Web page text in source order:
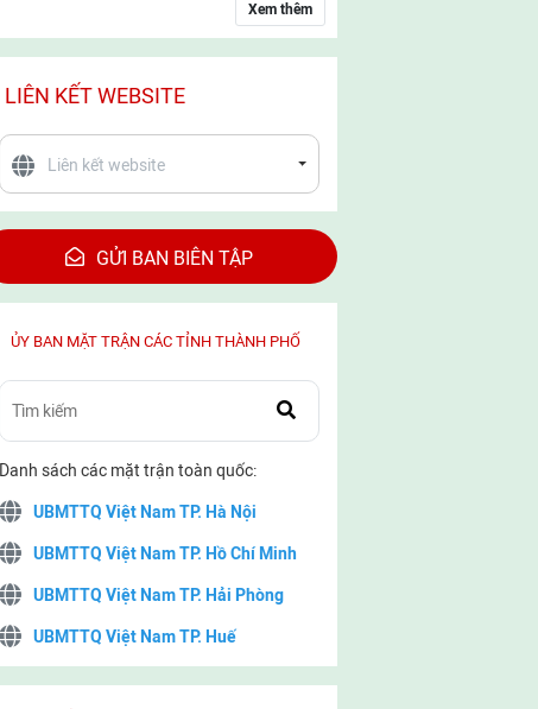
Xem thêm
LIÊN KẾT WEBSITE
GỬI BAN BIÊN TẬP
ỦY BAN MẶT TRẬN CÁC TỈNH THÀNH PHỐ
Danh sách các mặt trận toàn quốc:
UBMTTQ Việt Nam TP. Hà Nội
UBMTTQ Việt Nam TP. Hồ Chí Minh
UBMTTQ Việt Nam TP. Hải Phòng
UBMTTQ Việt Nam TP. Huế